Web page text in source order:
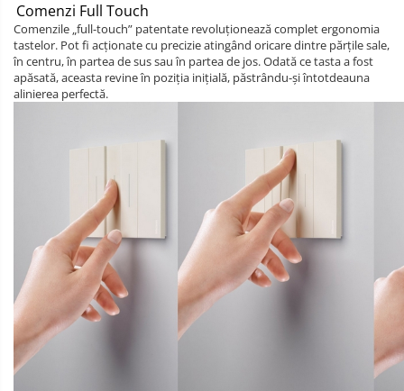
Comenzi Full Touch
Comenzile „full-touch” patentate revoluționează complet ergonomia
tastelor. Pot fi acționate cu precizie atingând oricare dintre părțile sale,
în centru, în partea de sus sau în partea de jos. Odată ce tasta a fost
apăsată, aceasta revine în poziția inițială, păstrându-și întotdeauna
alinierea perfectă.